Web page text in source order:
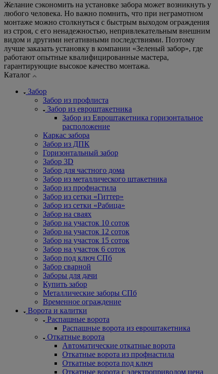
Желание сэкономить на установке забора может возникнуть у
любого человека. Но важно помнить, что при неграмотном
монтаже можно столкнуться с быстрым выходом ограждения
из строя, с его ненадежностью, непривлекательным внешним
видом и другими негативными последствиями. Поэтому
лучше заказать установку в компании «Зеленый забор», где
работают опытные квалифицированные мастера,
гарантирующие высокое качество монтажа.
Каталог
Забор
Забор из профлиста
Забор из евроштакетника
Забор из Евроштакетника горизонтальное
расположение
Каркас забора
Забор из ДПК
Горизонтальный забор
Забор 3D
Забор для частного дома
Забор из металлического штакетника
Забор из профнастила
Забор из сетки «Гиттер»
Забор из сетки «Рабица»
Забор на сваях
Забор на участок 10 соток
Забор на участок 12 соток
Забор на участок 15 соток
Забор на участок 6 соток
Забор под ключ СПб
Забор сварной
Заборы для дачи
Купить забор
Металлические заборы СПб
Временное ограждение
Ворота и калитки
Распашные ворота
Распашные ворота из евроштакетника
Откатные ворота
Автоматические откатные ворота
Откатные ворота из профнастила
Откатные ворота под ключ
Откатные ворота с электроприводом цена